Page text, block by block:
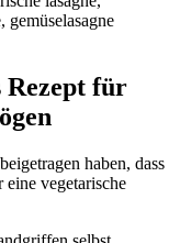
Rezept für
haben, dass
eine vegetarische